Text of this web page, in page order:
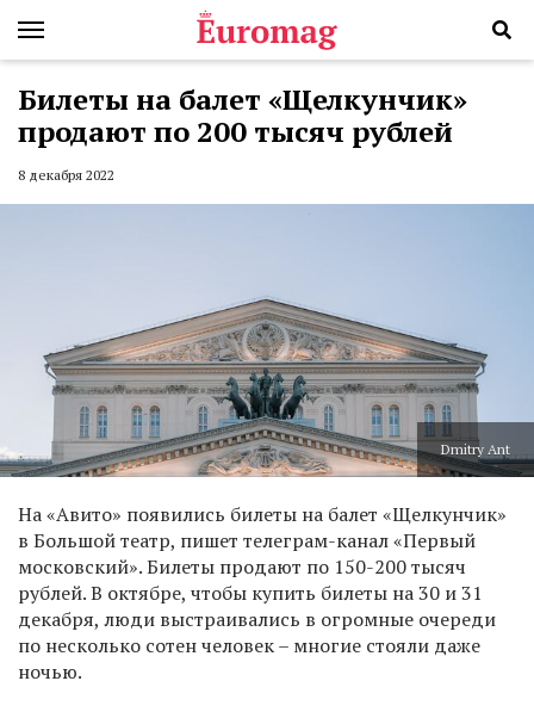
Билеты на балет «Щелкунчик»
продают по 200 тысяч рублей
8 декабря 2022
Dmitry Ant
На «Авито» появились билеты на балет «Щелкунчик»
в Большой театр, пишет телеграм-канал «Первый
московский». Билеты продают по 150-200 тысяч
рублей. В октябре, чтобы купить билеты на 30 и 31
декабря, люди выстраивались в огромные очереди
по несколько сотен человек – многие стояли даже
ночью.